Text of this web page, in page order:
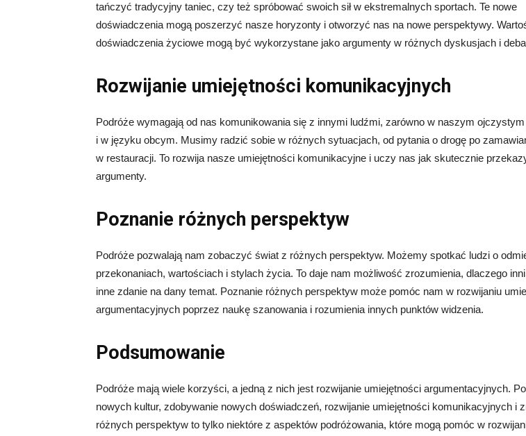
tańczyć tradycyjny taniec, czy też spróbować swoich sił w ekstremalnych sportach. Te nowe
doświadczenia mogą poszerzyć nasze horyzonty i otworzyć nas na nowe perspektywy.
doświadczenia życiowe mogą być wykorzystane jako argumenty w różnych dyskusjach i
Rozwijanie umiejętności komunikacyjnych
Podróże wymagają od nas komunikowania się z innymi ludźmi, zarówno w naszym
i w języku obcym. Musimy radzić sobie w różnych sytuacjach, od pytania o drogę po
w restauracji. To rozwija nasze umiejętności komunikacyjne i uczy nas jak skutecznie
argumenty.
Poznanie różnych perspektyw
Podróże pozwalają nam zobaczyć świat z różnych perspektyw. Możemy spotkać ludzi o
przekonaniach, wartościach i stylach życia. To daje nam możliwość zrozumienia, dlaczego
inne zdanie na dany temat. Poznanie różnych perspektyw może pomóc nam w rozwijaniu
argumentacyjnych poprzez naukę szanowania i rozumienia innych punktów widzenia.
Podsumowanie
Podróże mają wiele korzyści, a jedną z nich jest rozwijanie umiejętności argumentacyjnych.
nowych kultur, zdobywanie nowych doświadczeń, rozwijanie umiejętności komunikacyjnych i
różnych perspektyw to tylko niektóre z aspektów podróżowania, które mogą pomóc w